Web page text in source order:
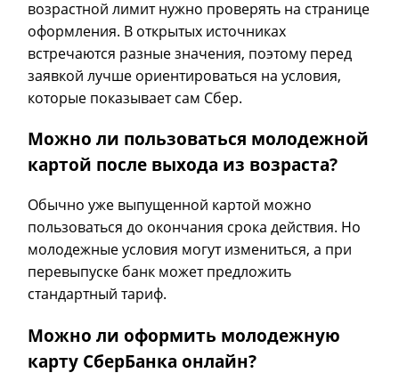
возрастной лимит нужно проверять на странице
оформления. В открытых источниках
встречаются разные значения, поэтому перед
заявкой лучше ориентироваться на условия,
которые показывает сам Сбер.
Можно ли пользоваться молодежной
картой после выхода из возраста?
Обычно уже выпущенной картой можно
пользоваться до окончания срока действия. Но
молодежные условия могут измениться, а при
перевыпуске банк может предложить
стандартный тариф.
Можно ли оформить молодежную
карту СберБанка онлайн?